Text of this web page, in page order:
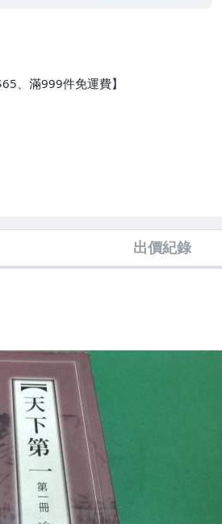
、滿999件免運費】
出價紀錄